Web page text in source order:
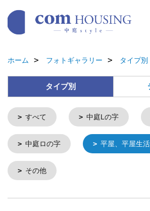
ホーム フォトギャラリー タイプ別
タイプ別
すべて 中庭Lの字
中庭ロの字 平屋、平屋生活
その他